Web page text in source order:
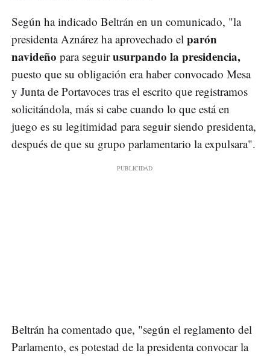
Según ha indicado Beltrán en un comunicado, "la
presidenta Aznárez ha aprovechado el parón
navideño para seguirusurpando la presidencia,
puesto que su obligación era haber convocado Mesa
y Junta de Portavoces tras el escrito que registramos
solicitándola, más si cabe cuando lo que está en
juego es su legitimidad para seguir siendo presidenta,
después de que su grupo parlamentario la expulsara".
Beltrán ha comentado que, "según el reglamento del
Parlamento, es potestad de la presidenta convocar la